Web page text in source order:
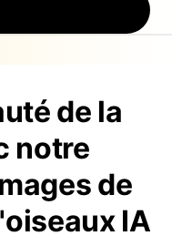
de la
notre
de
IA